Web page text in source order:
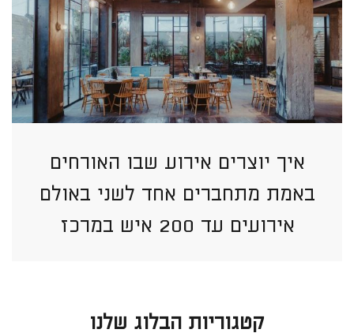
איך יוצרים אירוע שבו האורחים
באמת מתחברים אחד לשני באולם
אירועים עד 200 איש במרכז
קטגוריות הבלוג שלנו